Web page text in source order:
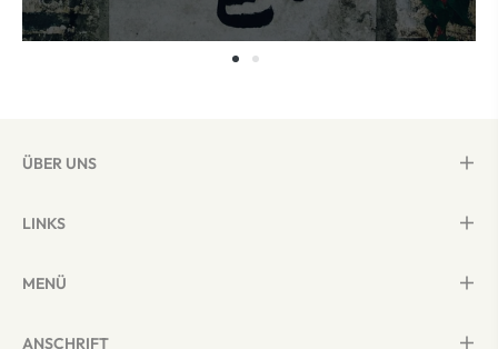
ÜBER UNS
LINKS
MENÜ
ANSCHRIFT